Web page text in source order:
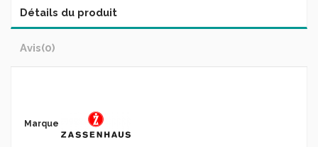
Détails du produit
Avis(0)
Marque